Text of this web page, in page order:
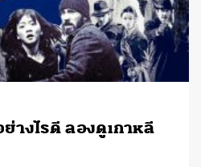
างไรดี ลองดูเกาหลี